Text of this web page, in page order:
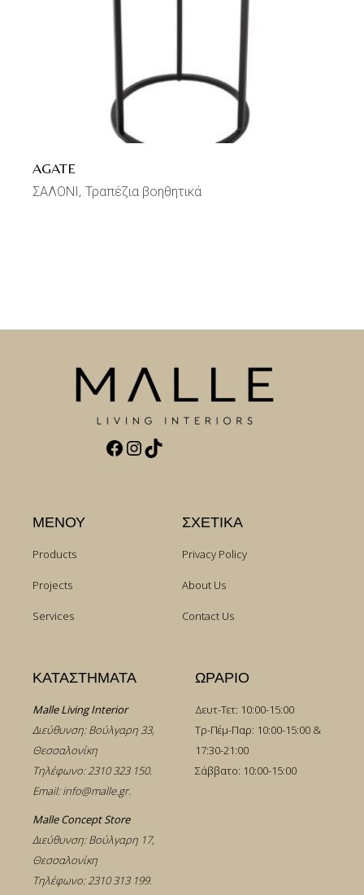
AGATE
ΣΑΛΟΝΙ Τραπέζια βοηθητικά
Facebook
Instagram
TikTok
ΜΕΝΟΥ
Products
Projects
Services
ΣΧΕΤΙΚΑ
Privacy Policy
About Us
Contact Us
ΚΑΤΑΣΤΗΜΑΤΑ
Malle Living Interior
Διεύθυνση: Βούλγαρη 33,
Θεσσαλονίκη
Τηλέφωνο:2310 323 150.
Email:info@malle.gr.
Malle Concept Store
Διεύθυνση: Βούλγαρη 17,
Θεσσαλονίκη
Τηλέφωνο:2310 313 199.
ΩΡΑΡΙΟ
Δευτ-Τετ: 10:00-15:00
Τρ-Πέμ-Παρ: 10:00-15:00 &
17:30-21:00
Σάββατο: 10:00-15:00